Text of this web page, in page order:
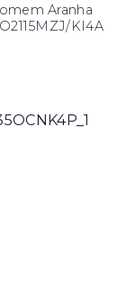
Aranha
KI4A